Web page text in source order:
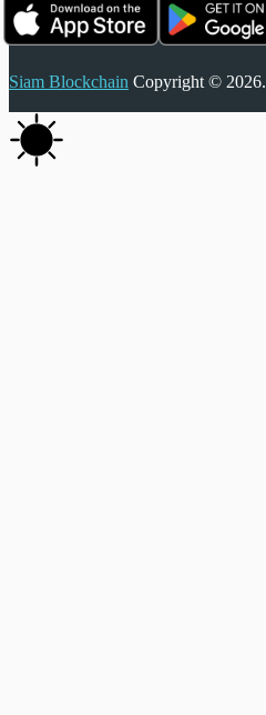
Siam Blockchain Copyright © 2026.